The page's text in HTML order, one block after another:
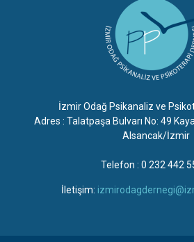
İzmir Odağ Psikanaliz ve
Adres : Talatpaşa Bulvarı No: 49
Alsancak/İzmir
Telefon : 0 232 442
İletişim: